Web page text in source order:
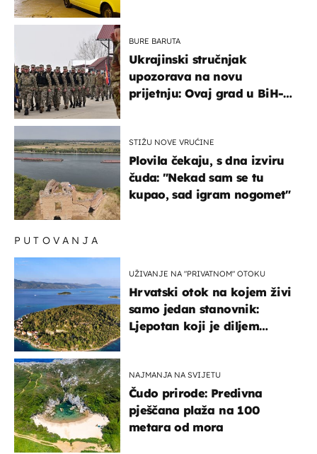
BURE BARUTA
Ukrajinski stručnjak
upozorava na novu
prijetnju: Ovaj grad u BiH-u
STIŽU NOVE VRUĆINE
Plovila čekaju, s dna izviru
čuda: "Nekad sam se tu
kupao, sad igram nogomet"
PUTOVANJA
UŽIVANJE NA "PRIVATNOM" OTOKU
Hrvatski otok na kojem živi
samo jedan stanovnik:
Ljepotan koji je diljem
NAJMANJA NA SVIJETU
Čudo prirode: Predivna
pješčana plaža na 100
metara od mora